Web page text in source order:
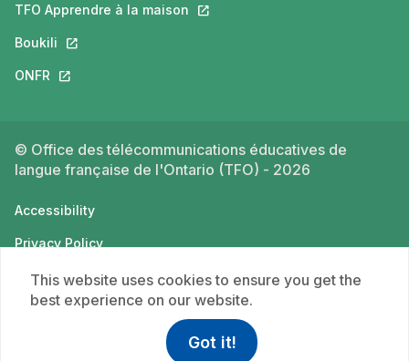
TFO Apprendre à la maison This link will open in a new tab.
Boukili This link will open in a new tab.
ONFR This link will open in a new tab.
© Office des télécommunications éducatives de
langue française de l'Ontario (TFO) - 2026
Accessibility
Privacy Policy
Terms of use
This website uses cookies to ensure you get the
best experience on our website.
Got it!